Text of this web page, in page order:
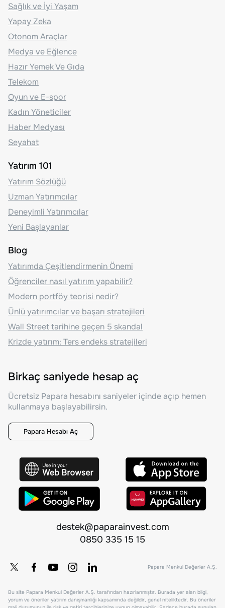
Sağlık ve İyi Yaşam
Yapay Zeka
Otonom Araçlar
Medya ve Eğlence
Hazır Yemek Ve Gıda
Telekom
Oyun ve E-spor
Kadın Yöneticiler
Haber Medyası
Seyahat
Yatırım 101
Yatırım Sözlüğü
Uzman Yatırımcılar
Deneyimli Yatırımcılar
Yeni Başlayanlar
Blog
Yatırımda Çeşitlendirmenin Önemi
Öğrenciler nasıl yatırım yapabilir?
Modern portföy teorisi nedir?
Ünlü yatırımcılar ve başarı stratejileri
Wall Street tarihine geçen 5 skandal
Krizde yatırım: Ters endeks stratejileri
Birkaç saniyede hesap aç
Ücretsiz Papara hesabını saniyeler içinde açıp hemen
kullanmaya başlayabilirsin.
Papara Hesabı Aç
destek@paparainvest.com
0850 335 15 15
Papara Menkul Değerler A.Ş.
Bu site Papara Menkul Değerler A.Ş. tarafından hazırlanmıştır. Burada yer alan bilgi,
yorum ve öneriler yatırım danışmanlığı kapsamında değildir, genel niteliktedir. Bu öneriler